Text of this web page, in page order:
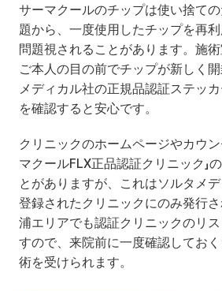
サーマクールのチップは使い捨て
題から、一度使用したチップを再
問題視されることがあります。施術
ご本人の目の前でチップが新しく
メディカル社の正規品認証ステッ
を確認すると安心です。
クリニックのホームページやカウン
マクールFLX正品認証クリニック」
とがありますが、これはソルタメ
登録されたクリニックにのみ発行
浦エリアでも認証クリニックのリ
すので、来院前に一度確認してお
術を受けられます。